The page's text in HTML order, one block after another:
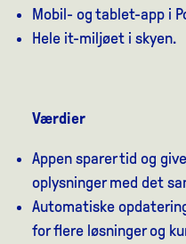
Mobil- og tablet-app i
Hele it-miljøet i skyen.
Værdier
Appen sparer tid og
oplysninger med det
Automatiske
for flere løsninger og